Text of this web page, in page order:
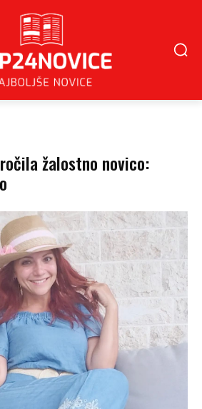
žalostno novico: